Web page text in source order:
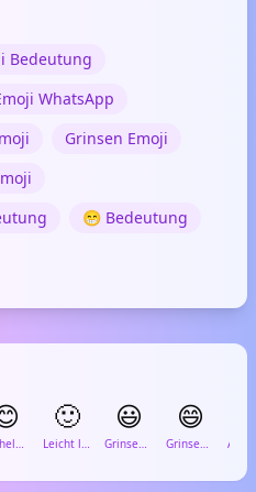
Bedeutung
WhatsApp
Grinsen Emoji
😁 Bedeutung
Lächelndes Gesicht mit lächelnden Augen
🙂
Leicht lächelndes Gesicht
😃
Grinsendes Gesicht mit großen Augen
😄
Grinsendes Gesicht mit lächelnden Augen